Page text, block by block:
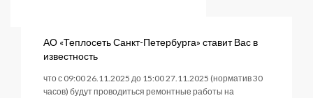
АО «Теплосеть Санкт-Петербурга» ставит Вас в
известность
что с 09:00 26.11.2025 до 15:00 27.11.2025 (норматив 30
часов) будут проводиться ремонтные работы на